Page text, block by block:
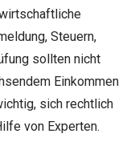
Steuern,
sollten nicht
Einkommen
sich rechtlich
von Experten.